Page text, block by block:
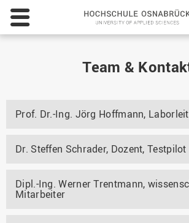
Team &
Prof. Dr.-Ing. Jörg Hoffmann,
Dr. Steffen Schrader, Dozent, Testpilot
Dipl.-Ing. Werner Trentmann,
Mitarbeiter